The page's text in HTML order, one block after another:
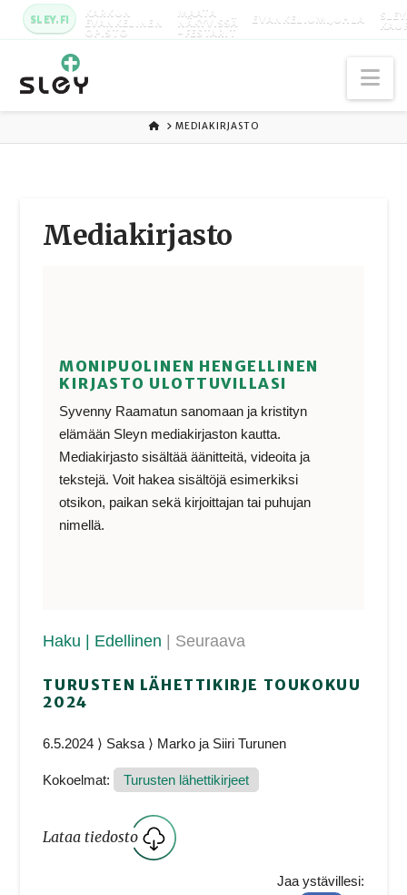
SLEY.FI KARKUN
EVANKELINEN
OPISTO
MAATA
NÄKYVISSÄ
-FESTARIT
EVANKELIUMIJUHLA
ETUSIVU
MEDIAKIRJASTO
Media­kirjasto
MONIPUOLINEN HENGELLINEN
KIRJASTO ULOTTUVILLASI
Syvenny Raamatun sanomaan ja kristityn
elämään Sleyn mediakirjaston kautta.
Mediakirjasto sisältää äänitteitä, videoita ja
tekstejä. Voit hakea sisältöjä esimerkiksi
otsikon, paikan sekä kirjoittajan tai puhujan
nimellä.
Haku | Edellinen | Seuraava
TURUSTEN LÄHETTIKIRJE TOUKOKUU
2024
6.5.2024 ⟩ Saksa ⟩ Marko ja Siiri Turunen
Kokoelmat: Turusten lähettikirjeet
Lataa tiedosto
Jaa ystävillesi: